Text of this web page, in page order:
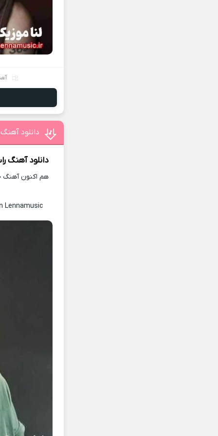
دانلود
دانلود آهنگ
هم اکنون آهنگ
Lennamusic